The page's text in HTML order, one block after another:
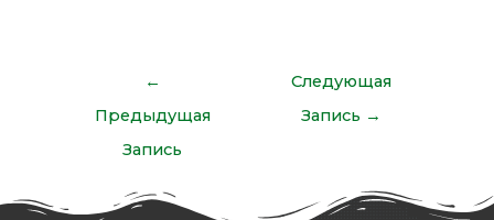
←
Предыдущая
Запись
Следующая
Запись →